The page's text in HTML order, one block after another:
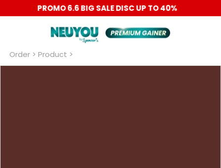
PROMO 6.6 BIG SALE DISC UP TO 40%
Order > Product >